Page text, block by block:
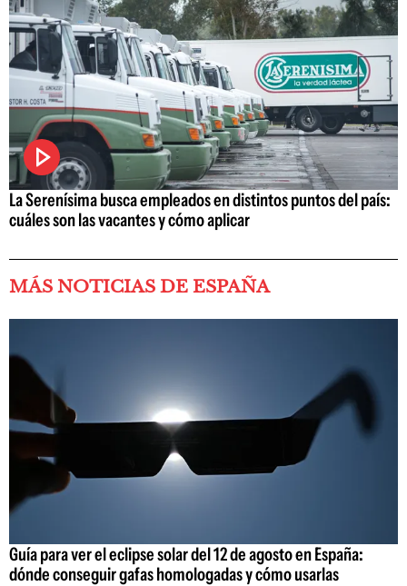
La Serenísima busca empleados en distintos puntos del país:
cuáles son las vacantes y cómo aplicar
MÁS NOTICIAS DE ESPAÑA
Guía para ver el eclipse solar del 12 de agosto en España:
dónde conseguir gafas homologadas y cómo usarlas